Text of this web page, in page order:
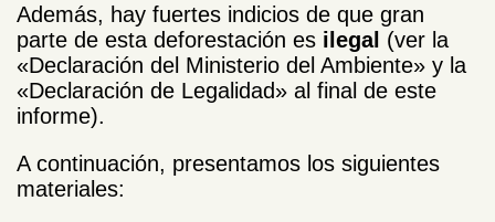
Además, hay fuertes indicios de que gran
parte de esta deforestación es ilegal (ver la
«Declaración del Ministerio del Ambiente» y la
«Declaración de Legalidad» al final de este
informe).
A continuación, presentamos los siguientes
materiales: